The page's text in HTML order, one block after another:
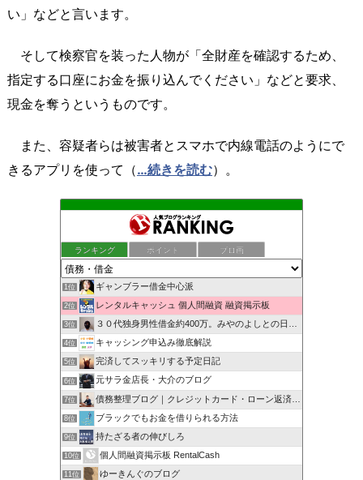
い」などと言います。
そして検察官を装った人物が「全財産を確認するため、
指定する口座にお金を振り込んでください」などと要求、
現金を奪うというものです。
また、容疑者らは被害者とスマホで内線電話のようにで
きるアプリを使って（…続きを読む）。
ランキング ポイント ブロ画
1位 ギャンブラー借金中心派
2位 レンタルキャッシュ 個人間融資 融資掲示板
3位 ３０代独身男性借金約400万。みやのよしとの日常。
4位 キャッシング申込み徹底解説
5位 完済してスッキリする予定日記
6位 元サラ金店長・大介のブログ
7位 債務整理ブログ｜クレジットカード・ローン返済で悩んでいる方へ
8位 ブラックでもお金を借りられる方法
9位 持たざる者の伸びしろ
10位 個人間融資掲示板 RentalCash
11位 ゆーきんぐのブログ